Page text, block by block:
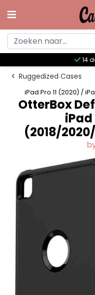
14 dagen bedenktijd
Ruggedized Cases
iPad Pro 11 (2020) /
OtterBox
iPad
(2018/